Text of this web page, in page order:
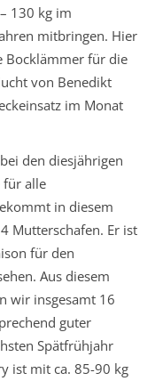
130 kg im
mitbringen. Hier
Bocklämmer für die
von Benedikt
im Monat
den diesjährigen
für alle
in diesem
Mutterschafen. Er ist
für den
Aus diesem
wir insgesamt 16
guter
Spätfrühjahr
ist mit ca. 85-90 kg